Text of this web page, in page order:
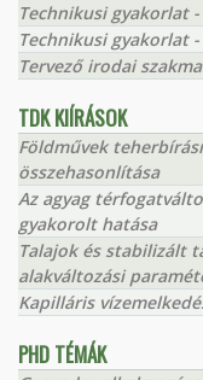
Technikusi gyakorlat -
Technikusi gyakorlat -
Tervező irodai
TDK KIÍRÁSOK
Földművek
összehasonlítása
Az agyag
gyakorolt hatása
Talajok és stabilizált
alakváltozási
Kapilláris
PHD TÉMÁK